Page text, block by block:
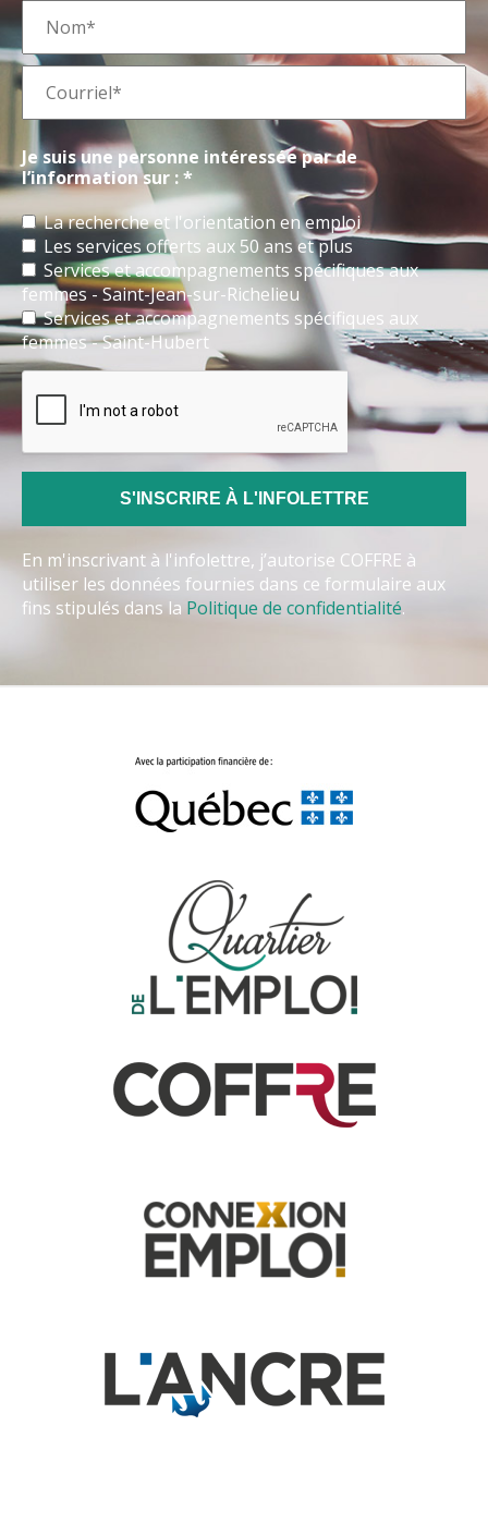
Je suis une personne intéressée par de
l’information sur : *
La recherche et l'orientation en emploi
Les services offerts aux 50 ans et plus
Services et accompagnements spécifiques aux
femmes - Saint-Jean-sur-Richelieu
Services et accompagnements spécifiques aux
femmes - Saint-Hubert
En m'inscrivant à l'infolettre, j’autorise COFFRE à
utiliser les données fournies dans ce formulaire aux
fins stipulés dans la Politique de confidentialité.